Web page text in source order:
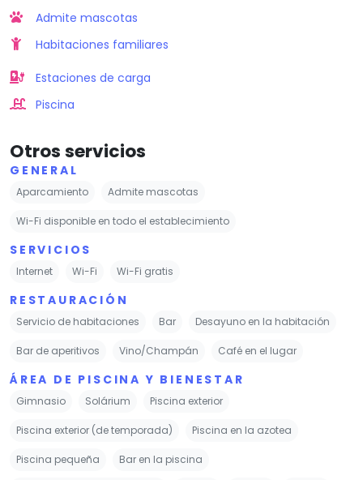
Admite mascotas
Habitaciones familiares
Estaciones de carga
Piscina
Otros servicios
GENERAL
Aparcamiento Admite mascotas
Wi-Fi disponible en todo el establecimiento
SERVICIOS
Internet Wi-Fi Wi-Fi gratis
RESTAURACIÓN
Servicio de habitaciones Bar Desayuno en la habitación
Bar de aperitivos Vino/Champán Café en el lugar
ÁREA DE PISCINA Y BIENESTAR
Gimnasio Solárium Piscina exterior
Piscina exterior (de temporada) Piscina en la azotea
Piscina pequeña Bar en la piscina